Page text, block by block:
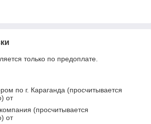
только по предоплате.
по г. Караганда (просчитывается
от
(просчитывается
от